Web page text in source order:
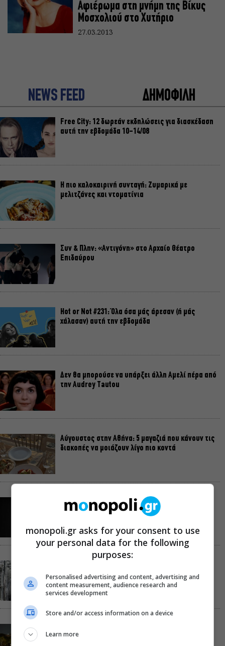
Αφιέρωμα στη μνήμη της Βίκυς
Μοσχολιού στο Χυτήριο
27.03.2013
NEWS FEED ΔΗΜΟΦΙΛΗ
Free City: 12 δωρεάν εκδηλώσεις για διασκέδαση
αυτή την εβδομάδα 10-14/08
Η πιο καλοκαιρινή συνταγή: Ζυμαρικά με
μελιτζάνες και ντοματίνια
Συν & Πλην: «Αντιγόνη» στο Αρχαίο Θέατρο
Επιδαύρου
Hot or Not #231: Όλα όσα μάς άρεσαν (ή μάς
χάλασαν) αυτή την εβδομάδα
Δεν θα μπορούσε να υπάρξει άλλη Αμελί πέρα από
την Audrey Tautou
Αύγουστος στην Αθήνα: 5 μαγαζιά που κάνουν τις
διακοπές να μοιάζουν λίγο πιο κοντά
Παναγώτης Χ. Βούρος: Η “Παραξενιά” είναι η
δύναμή μας να μπορούμε να διαφέρουμε
Christopher Nolan mode
εκδηλώσεις για το ΣΚ 8-9 Αυγούστου
monopoli.gr asks for your consent to use
your personal data for the following
purposes:
Personalised advertising and content, advertising and
content measurement, audience research and
services development
Store and/or access information on a device
Learn more